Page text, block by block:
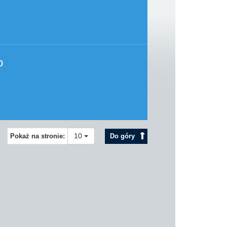
Do góry
Pokaż na stronie: 10